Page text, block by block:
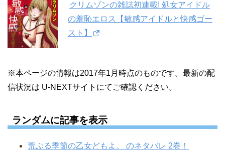
クリムゾンの雑誌初連載! 処女アイドル
の羞恥エロス【敏感アイドルと快感ゴー
スト】
※本ページの情報は2017年1月時点のものです。最新の配
信状況は U-NEXTサイトにてご確認ください。
ランダムに記事を表示
荒ぶる季節の乙女どもよ。 のネタバレ 2巻！